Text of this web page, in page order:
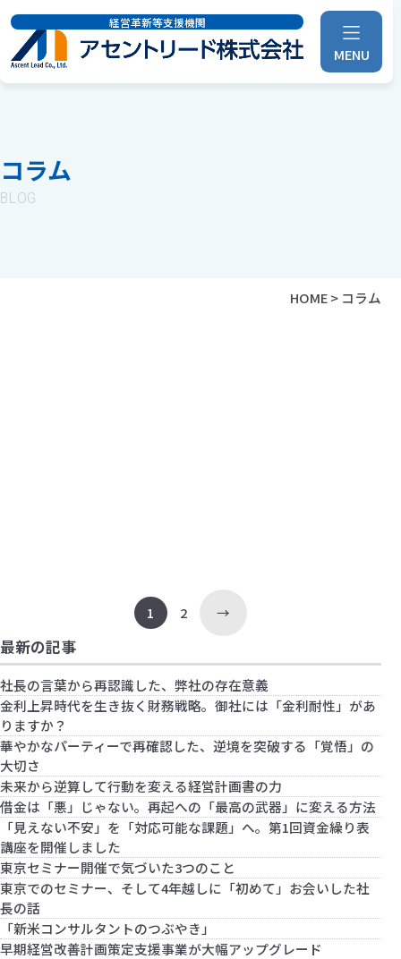
経営革新等支援機関
MENU
コラム
BLOG
HOME> コラム
の
ペ
ー
ジ
送
り
1 2 →
最新の記事
社長の言葉から再認識した、弊社の存在意義
金利上昇時代を生き抜く財務戦略。御社には「金利耐性」があ
りますか？
華やかなパーティーで再確認した、逆境を突破する「覚悟」の
大切さ
未来から逆算して行動を変える経営計画書の力
借金は「悪」じゃない。再起への「最高の武器」に変える方法
「見えない不安」を「対応可能な課題」へ。第1回資金繰り表
講座を開催しました
東京セミナー開催で気づいた3つのこと
東京でのセミナー、そして4年越しに「初めて」お会いした社
長の話
「新米コンサルタントのつぶやき」
早期経営改善計画策定支援事業が大幅アップグレード